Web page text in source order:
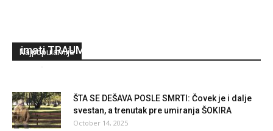
Najpopularnije
imati TRAUME
-
ŠTA SE DEŠAVA POSLE SMRTI: Čovek je i dalje
svestan, a trenutak pre umiranja ŠOKIRA
October 14, 2025